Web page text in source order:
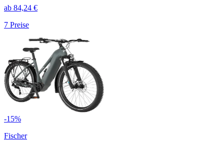
ab 84,24 €
7 Preise
-15%
Fischer